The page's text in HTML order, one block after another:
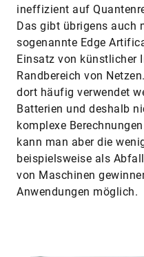
ineffizient auf
Das gibt übrigens auch
sogenannte Edge
Einsatz von künstlicher
Randbereich von
dort häufig verwendet
Batterien und deshalb
komplexe
kann man aber die
beispielsweise als
von Maschinen
Anwendungen möglich.